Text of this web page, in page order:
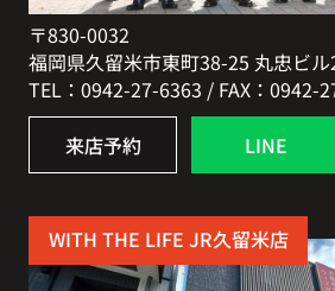
〒830-0032
福岡県久留米市東町38-25 丸忠ビル
TEL：0942-27-6363 / FAX：0942-
来店予約 LINE
WITH THE LIFE JR久留米店